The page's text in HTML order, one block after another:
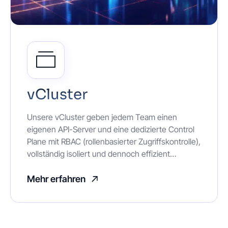
vCluster
Unsere vCluster geben jedem Team einen
eigenen API-Server und eine dedizierte Control
Plane mit RBAC (rollenbasierter Zugriffskontrolle),
vollständig isoliert und dennoch effizient
Ermögliche Developer Self-Service, damit Teams
während Sleep Mode und Auto-Delete
Mehr erfahren